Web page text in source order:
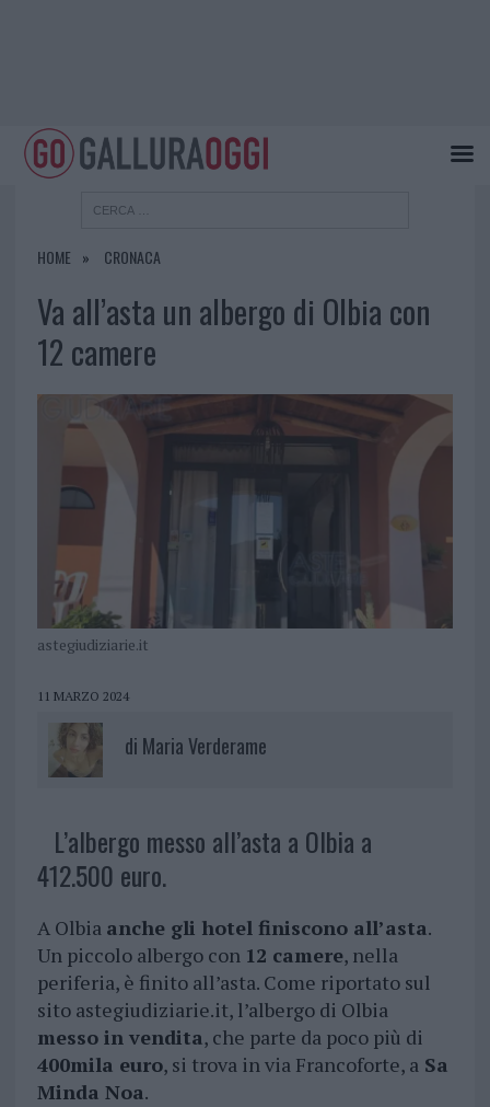
HOME CRONACA
Va all’asta un albergo di Olbia con
12 camere
astegiudiziarie.it
11 MARZO 2024
di Maria Verderame
L’albergo messo all’asta a Olbia a
412.500 euro.
A Olbia anche gli hotel finiscono all’asta.
Un piccolo albergo con 12 camere, nella
periferia, è finito all’asta. Come riportato sul
sito astegiudiziarie.it, l’albergo di Olbia
messo in vendita, che parte da poco più di
400mila euro, si trova in via Francoforte, aSa
Minda Noa.